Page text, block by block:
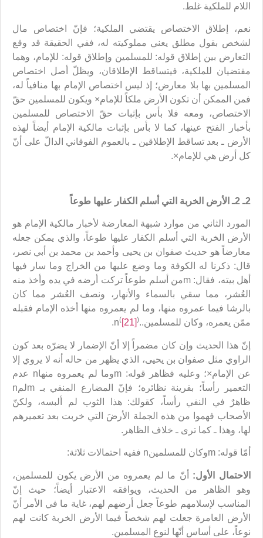
اللام للملكية غلط.
نعم، إطلاق الاختصاص يقتضي الملكية؛ فإنّ اختصاص مال
لشخص بقول مطلق يعني مملوكيته له، ففي الحقيقة قد وقع
التعارض بين إطلاق قوله: للمسلمين وإطلاق قوله: للإمام، وهما
مقتضيان للملكية، فيتساقط الإطلاقان، ويظلّ أصل اختصاص
المسلمين بها بلا معارض؛ إذ ليس اختصاص الإمام بها منافياً له،
فمن الممكن أن تكون الأرض ملكاً للإمام× ويكون للمسلمين حقّ
الاختصاص، ومعه فلا بأس بإثبات حقّ الاختصاص للمسلمين
بأخبار الفتح عينها، كما لا بأس بإثبات مالكية الإمام أيضاً لهذه
الأرض ـ بعد تساقط الإطلاقين ـ بالعموم الفوقاني الدالّ على أنّ
كل أرض هي للإمام×.
2ـ 2ـ الأرض الخربة التي أسلم الكفار عليها طوعاً
المورد الثاني من موارد شبهة المعارضة لأخبار مالكية الإمام هو
الأرض الخربة التي أسلم الكفار عليها طوعاً، والذي يمكن جعله
معارضاً هو حديث صفوان بن يحيى وأحمد بن محمد بن أبي نصر،
قال: ذكرنا له الكوفة وما وضع عليها من الخراج وما سار فيها
أهل بيته، فقال: mمن أسلم طوعاً تركت أرضه في يده وأخذ منه
العُشر، مما سقي بالسماء والأنهار، ونصف العُشر مما كان
بالرشا فيما عمروه منها، وما لم يعمروه منها أخذه الإمام فقبله
ممّن يعمره، وكان للمسلمين..n
([21])
.
إنّ هذا الحديث وإن كان مضمراً إلا أنّ الإضمار لا يضرّه بعد كون
الراوي مثل صفوان بن يحيى، الذي يظهر من حاله أنه لا يروي إلا
عن الإمام×؛ وعليه فظاهر قوله: mوما لم يعمروه منهاn عدم
التعمير رأساً؛ بقرينة نظائره؛ فإنّ المضارع المنفي بـ mلمn
ظاهرٌ في النفي رأساً، كقولك: هذا الثوب لم ألبسه، ولكنّ
الأصحاب فهموا من هذه الجملة الأرضَ التي خربت بعد تعميرهم
لها، وهذا ـ كما ترى ـ خلاف الظاهر.
أمّا قوله: mوكان للمسلمينn ففيه احتمالات ثلاثة:
الاحتمال الأول: أنّ ما لم يعمروه من الأرض يكون للمسلمين،
وهو الظاهر من الحديث، ويوافقه الاعتبار أيضاً؛ حيث إنّ
المناسب لإسلامهم طوعاً جعل أرضهم لهم، غاية ما في الأمر أنّ
الأرض العامرة جعلت لهم شخصاً فيما الأرض الخربة كانت لهم
نوعاً، على أساس أنّها لنوع المسلمين.